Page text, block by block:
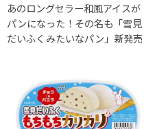
あのロングセラー和風アイスが
パンになった！その名も「雪見
だいふくみたいなパン」新発売